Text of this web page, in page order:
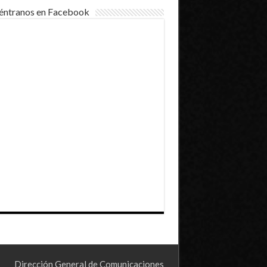
en Facebook
Dirección General de Comunicaciones